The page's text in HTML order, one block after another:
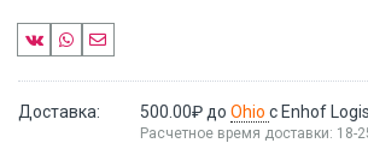
Доставка: 500.00₽ до Ohio с Enhof
Расчетное время доставки: 18-